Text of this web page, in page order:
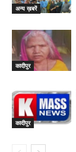
अन्य ख़बरें
कादीपुर
कादीपुर